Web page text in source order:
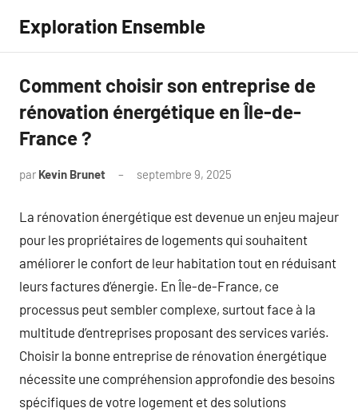
contenu
Exploration Ensemble
Comment choisir son entreprise de
rénovation énergétique en Île-de-
France ?
par Kevin Brunet septembre 9, 2025
La rénovation énergétique est devenue un enjeu majeur
pour les propriétaires de logements qui souhaitent
améliorer le confort de leur habitation tout en réduisant
leurs factures d’énergie. En Île-de-France, ce
processus peut sembler complexe, surtout face à la
multitude d’entreprises proposant des services variés.
Choisir la bonne entreprise de rénovation énergétique
nécessite une compréhension approfondie des besoins
spécifiques de votre logement et des solutions